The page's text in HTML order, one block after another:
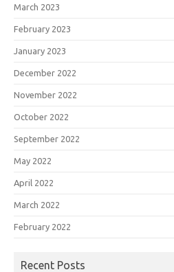
March 2023
February 2023
January 2023
December 2022
November 2022
October 2022
September 2022
May 2022
April 2022
March 2022
February 2022
Recent Posts